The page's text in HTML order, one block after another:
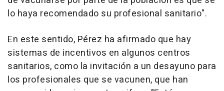
lo haya recomendado su profesional sanitario".
En este sentido, Pérez ha afirmado que hay
sistemas de incentivos en algunos centros
sanitarios, como la invitación a un desayuno para
los profesionales que se vacunen, que han